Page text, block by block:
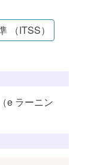
（ITSS）
e ラーニン